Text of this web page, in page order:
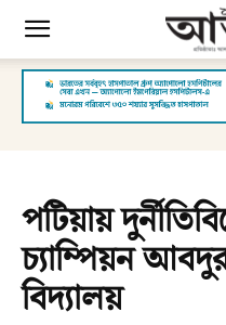
পটিয়ায়
চ্যাম্পিয়ন
বিদ্যালয়